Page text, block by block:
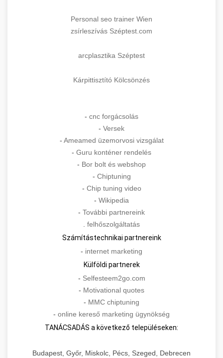
Personal seo trainer Wien
zsírleszívás Széptest.com
arcplasztika Széptest
Kárpittisztító Kölcsönzés
- cnc forgácsolás
- Versek
- Ameamed üzemorvosi vizsgálat
- Guru konténer rendelés
- Bor bolt és webshop
- Chiptuning
- Chip tuning video
- Wikipedia
- További partnereink
. felhőszolgáltatás
Számítástechnikai partnereink
- internet marketing
Külföldi partnerek
- Selfesteem2go.com
- Motivational quotes
- MMC chiptuning
- online kereső marketing ügynökség
TANÁCSADÁS a következő településeken:
Budapest, Győr, Miskolc, Pécs, Szeged, Debrecen